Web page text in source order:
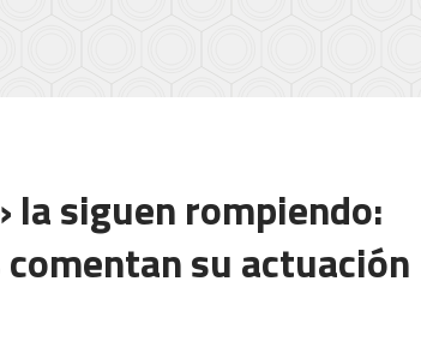
la siguen rompiendo:
su actuación